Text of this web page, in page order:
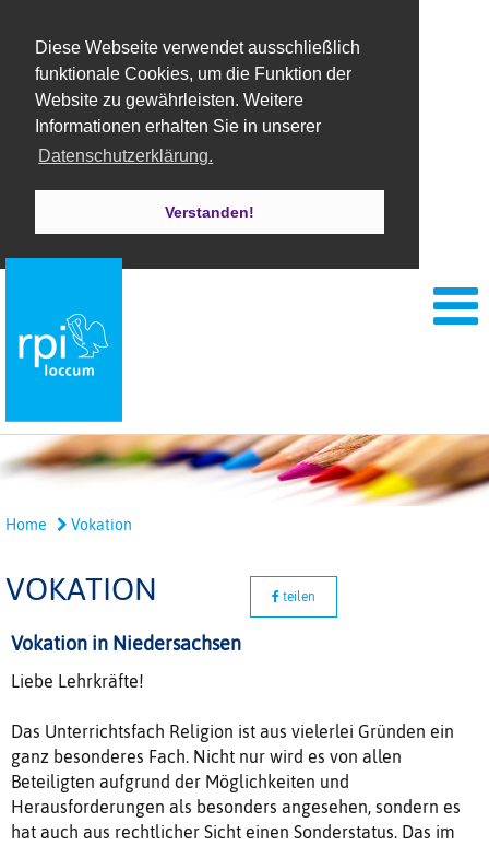
Diese Webseite verwendet ausschließlich
funktionale Cookies, um die Funktion der
Website zu gewährleisten. Weitere
Informationen erhalten Sie in unserer
Datenschutzerklärung.
Verstanden!
Home Vokation
VOKATION teilen
Vokation in Niedersachsen
Liebe Lehrkräfte!
Das Unterrichtsfach Religion ist aus vielerlei Gründen ein
ganz besonderes Fach. Nicht nur wird es von allen
Beteiligten aufgrund der Möglichkeiten und
Herausforderungen als besonders angesehen, sondern es
hat auch aus rechtlicher Sicht einen Sonderstatus. Das im